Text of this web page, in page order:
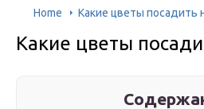
Home Какие цветы посадить
Какие цветы